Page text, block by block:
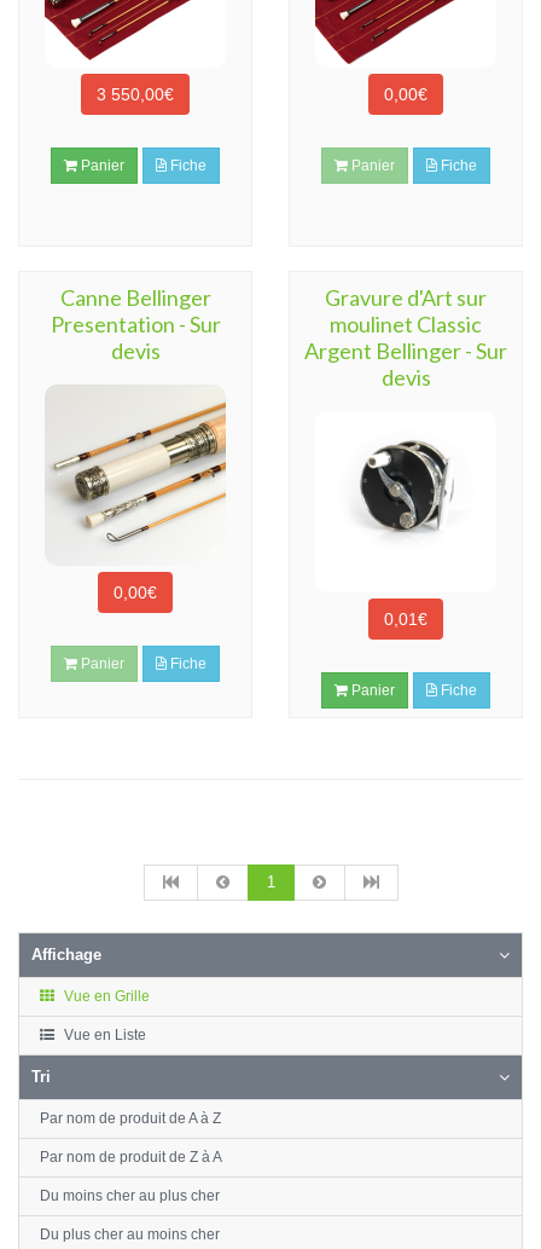
3 550,00€
Panier Fiche
0,00€
Panier Fiche
Canne Bellinger
Presentation - Sur
devis
0,00€
Panier Fiche
Gravure d'Art sur
moulinet Classic
Argent Bellinger - Sur
devis
0,01€
Panier Fiche
1
Affichage
Vue en Grille
Vue en Liste
Tri
Par nom de produit de A à Z
Par nom de produit de Z à A
Du moins cher au plus cher
Du plus cher au moins cher